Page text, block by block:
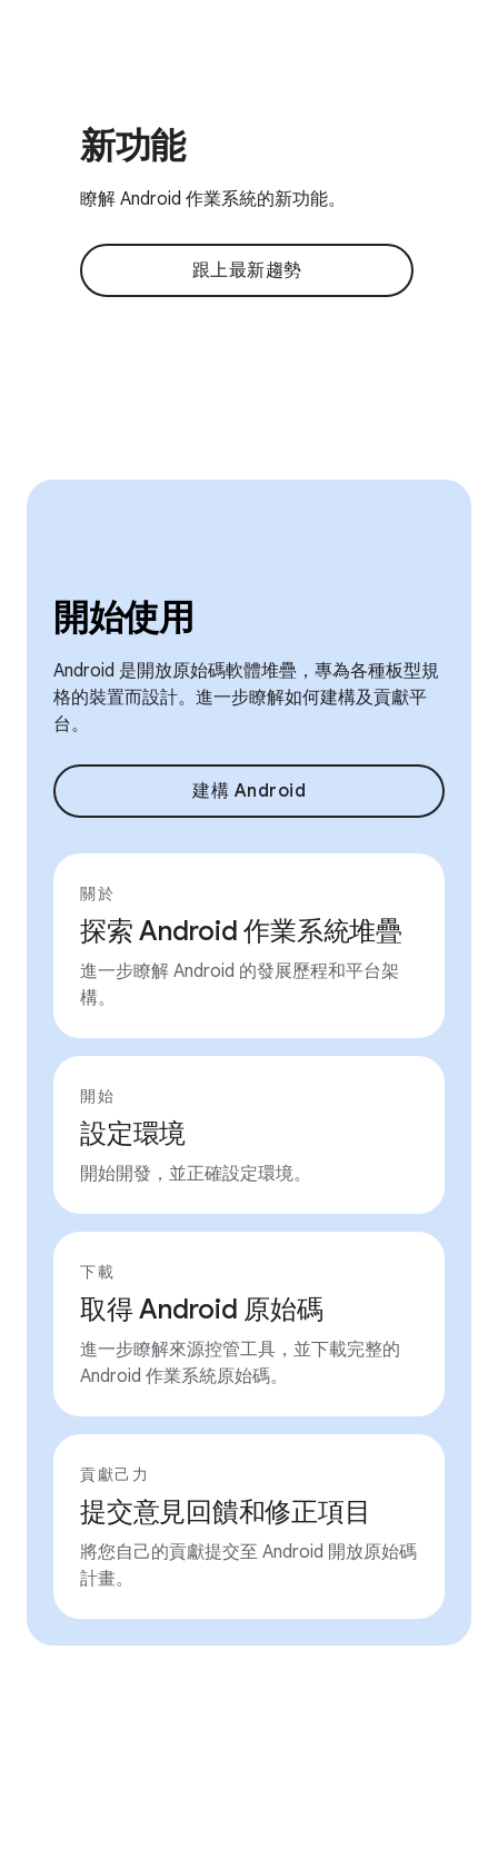
新功能
瞭解 Android 作業系統的新功能。
跟上最新趨勢
開始使用
Android 是開放原始碼軟體堆疊，專為各種板型規
格的裝置而設計。進一步瞭解如何建構及貢獻平
台。
建構 Android
關於
探索 Android 作業系統堆疊
進一步瞭解 Android 的發展歷程和平台架
構。
開始
設定環境
開始開發，並正確設定環境。
下載
取得 Android 原始碼
進一步瞭解來源控管工具，並下載完整的
Android 作業系統原始碼。
貢獻己力
提交意見回饋和修正項目
將您自己的貢獻提交至 Android 開放原始碼
計畫。